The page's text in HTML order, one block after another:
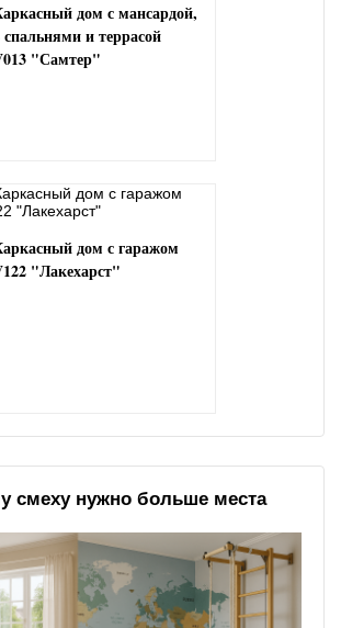
дом с мансардой,
спальнями и террасой
"Самтер"
дом с гаражом
"Лакехарст"
смеху нужно больше места